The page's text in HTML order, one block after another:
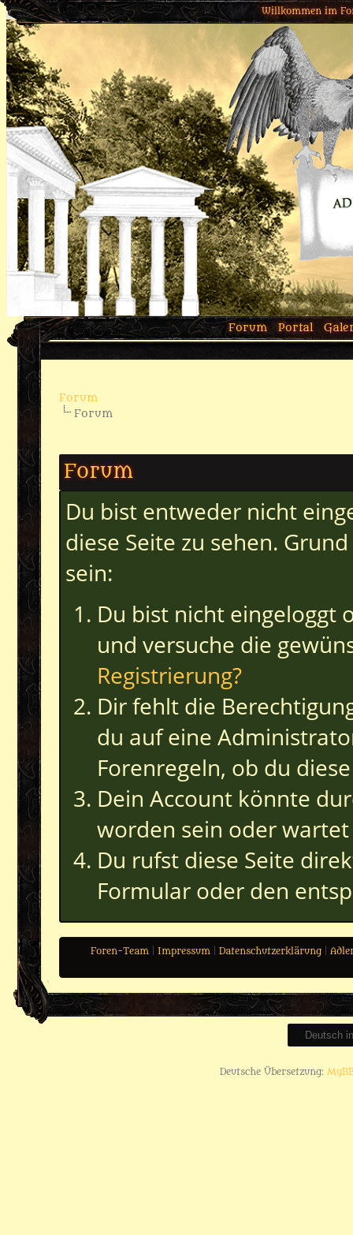
Willkommen im
Forum Portal
Forum
Forum
Forum
Du bist entweder nicht
diese Seite zu sehen.
sein:
Du bist nicht eingeloggt
und versuche die
Registrierung?
Dir fehlt die
du auf eine
Forenregeln, ob du
Dein Account könnte
worden sein oder
Du rufst diese Seite
Formular oder den
Foren-Team Impressum Datenschutzerklärung
Deutsche Übersetzung: